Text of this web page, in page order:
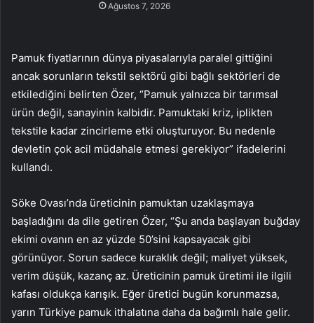
Ağustos 7, 2026
Pamuk fiyatlarının dünya piyasalarıyla paralel gittiğini
ancak sorunların tekstil sektörü gibi bağlı sektörleri de
etkilediğini belirten Özer, “Pamuk yalnızca bir tarımsal
ürün değil, sanayinin kalbidir. Pamuktaki kriz, iplikten
tekstile kadar zincirleme etki oluşturuyor. Bu nedenle
devletin çok acil müdahale etmesi gerekiyor” ifadelerini
kullandı.
Söke Ovası’nda üreticinin pamuktan uzaklaşmaya
başladığını da dile getiren Özer, “Şu anda başlayan buğday
ekimi ovanın en az yüzde 50’sini kapsayacak gibi
görünüyor. Sorun sadece kuraklık değil; maliyet yüksek,
verim düşük, kazanç az. Üreticinin pamuk üretimi ile ilgili
kafası oldukça karışık. Eğer üretici bugün korunmazsa,
yarın Türkiye pamuk ithalatına daha da bağımlı hale gelir.